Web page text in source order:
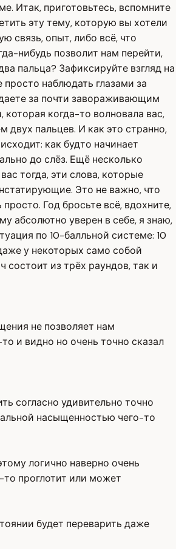
Итак, приготовьтесь, вспомните
эту тему, которую вы хотели
связь, опыт, либо всё, что
нибудь позволит нам перейти,
пальца? Зафиксируйте взгляд на
наблюдать глазами за
за почти завораживающим
когда-то волновала вас,
двух пальцев. И как это странно,
как будто начинает
до слёз. Ещё несколько
тогда, эти слова, которые
Это не важно, что
Год бросьте всё, вдохните,
абсолютно уверен в себе, я знаю,
по 10-балльной системе: 10
у некоторых само собой
состоит из трёх раундов, так и
не позволяет нам
и видно но очень точно сказал
согласно удивительно точно
насыщенностью чего-то
логично наверно очень
проглотит или может
будет переварить даже